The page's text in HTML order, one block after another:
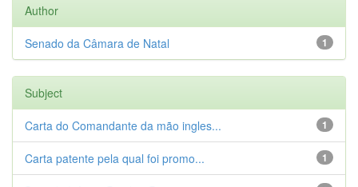
Author
1
Senado da Câmara de Natal
Subject
1
Carta do Comandante da mão ingles...
1
Carta patente pela qual foi promo...